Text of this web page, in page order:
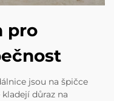
pro
jsou na špičce
důraz na